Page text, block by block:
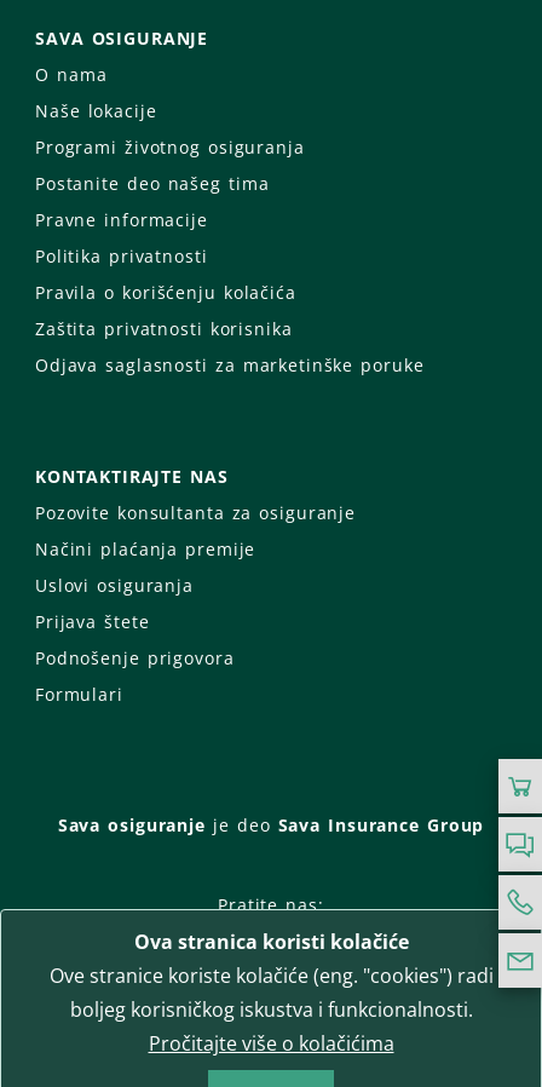
SAVA OSIGURANJE
O nama
Naše lokacije
Programi životnog osiguranja
Postanite deo našeg tima
Pravne informacije
Politika privatnosti
Pravila o korišćenju kolačića
Zaštita privatnosti korisnika
Odjava saglasnosti za marketinške poruke
KONTAKTIRAJTE NAS
Pozovite konsultanta za osiguranje
Načini plaćanja premije
Uslovi osiguranja
Prijava štete
Podnošenje prigovora
Formulari
Sava osiguranje je deo Sava Insurance Group
Pratite nas:
Facebook
Instagram
LinkedIn
Twitter
YouTube
WhatsApp
T-media d.o.o. | napredne komunikacije
Ova stranica koristi kolačiće
Ove stranice koriste kolačiće (eng. "cookies") radi
boljeg korisničkog iskustva i funkcionalnosti.
Pročitajte više o kolačićima